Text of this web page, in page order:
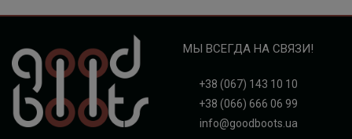
МЫ ВСЕГДА НА СВЯЗИ!
+38 (067) 143 10 10
+38 (066) 666 06 99
info@goodboots.ua